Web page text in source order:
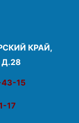
КРАЙ,
15
17